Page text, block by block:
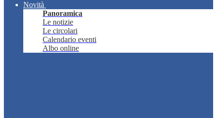
Novità
Panoramica
Le notizie
Le circolari
Calendario eventi
Albo online